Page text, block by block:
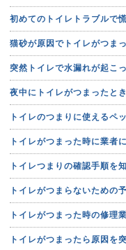
初めてのトイレトラブルで
猫砂が原因でトイレがつま
突然トイレで水漏れが起こ
夜中にトイレがつまったと
トイレのつまりに使えるペ
トイレがつまった時に業者
トイレつまりの確認手順を
トイレがつまらないための
トイレがつまった時の修理
トイレがつまったら原因を